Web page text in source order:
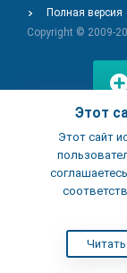
Этот
Этот сайт
Полная версия
Copyright © 2009-